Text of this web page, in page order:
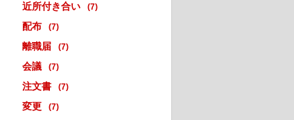
近所付き合い (7)
配布 (7)
離職届 (7)
会議 (7)
注文書 (7)
変更 (7)